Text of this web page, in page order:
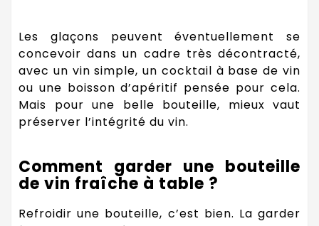
Les glaçons peuvent éventuellement se
concevoir dans un cadre très décontracté,
avec un vin simple, un cocktail à base de vin
ou une boisson d’apéritif pensée pour cela.
Mais pour une belle bouteille, mieux vaut
préserver l’intégrité du vin.
Comment garder une bouteille
de vin fraîche à table ?
Refroidir une bouteille, c’est bien. La garder